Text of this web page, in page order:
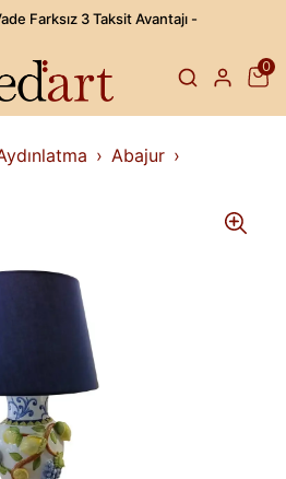
Farksız 3 Taksit Avantajı -
0
Abajur